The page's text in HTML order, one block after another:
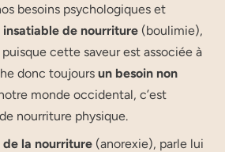
besoins psychologiques et
insatiable de nourriture (boulimie),
cette saveur est associée à
donc toujours un besoin non
monde occidental, c’est
nourriture physique.
la nourriture (anorexie), parle lui